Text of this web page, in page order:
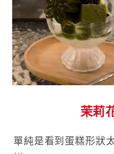
茉莉
單純是看到蛋糕形狀